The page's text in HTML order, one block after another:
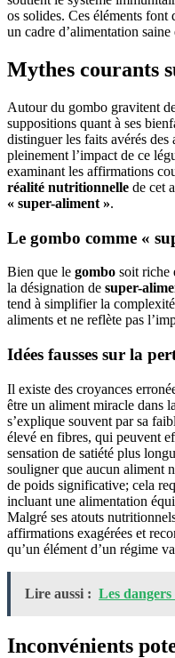
os solides. Ces éléments
un cadre d’alimentation saine
Mythes courants
Autour du gombo gravitent
suppositions quant à ses
distinguer les faits avérés
pleinement l’impact de ce
examinant les affirmations
réalité nutritionnelle de cet
« super-aliment ».
Le gombo comme «
Bien que le gombo soit riche
la désignation de super-
tend à simplifier la
aliments et ne reflète pas
Idées fausses sur la
Il existe des croyances
être un aliment miracle dans
s’explique souvent par sa
élevé en fibres, qui peuvent
sensation de satiété plus
souligner que aucun aliment
de poids significative; cela
incluant une alimentation
Malgré ses atouts
affirmations exagérées et
qu’un élément d’un régime
Lire aussi : Les
Inconvénients